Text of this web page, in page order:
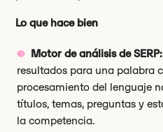
Lo que hace bien
Motor de análisis de SERP:
resultados para una palabra
procesamiento del lenguaje
títulos, temas, preguntas y
la competencia.